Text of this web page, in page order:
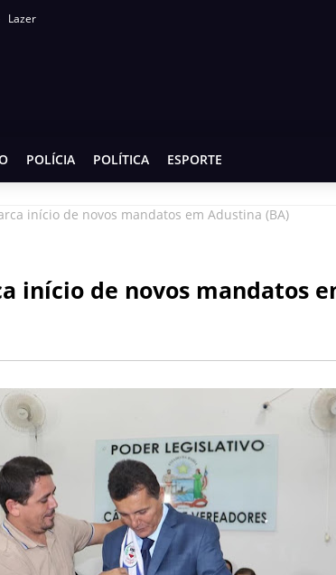
Lazer
POLÍCIA POLÍTICA ESPORTE
início de novos mandatos em Adustina (BA)
início de novos mandatos